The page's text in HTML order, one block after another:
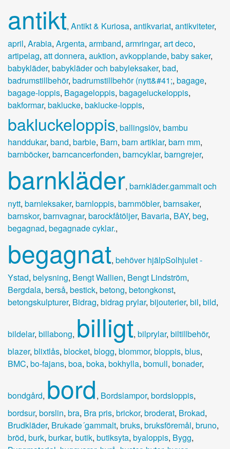
antikt, Antikt & Kuriosa, antikvariat, antikviteter,
april, Arabia, Argenta, armband, armringar, art deco,
artipelag, att donnera, auktion, avkopplande, baby saker,
babykläder, babykläder och babyleksaker, bad,
badrumstillbehör, badrumstillbehör (nytt&#41;, bagage,
bagage-loppis, Bagageloppis, bagageluckeloppis,
bakformar, baklucke, baklucke-loppis,
bakluckeloppis, ballingslöv, bambu
handdukar, band, barbie, Barn, barn artiklar, barn mm,
barnböcker, barncancerfonden, barncyklar, barngrejer,
barnkläder, barnkläder.gammalt och
nytt, barnleksaker, barnloppis, barnmöbler, barnsaker,
barnskor, barnvagnar, barockfåtöljer, Bavaria, BAY, beg,
begagnad, begagnade cyklar.,
begagnat, behöver hjälpSolhjulet -
Ystad, belysning, Bengt Wallien, Bengt Lindström,
Bergdala, berså, bestick, betong, betongkonst,
betongskulpturer, Bidrag, bidrag prylar, bijouterier, bil, bild,
bildelar, billabong, billigt, bilprylar, biltillbehör,
blazer, blixtlås, blocket, blogg, blommor, bloppis, blus,
BMC, bo-fajans, boa, boka, bokhylla, bomull, bonader,
bondgård, bord, Bordslampor, bordsloppis,
bordsur, borslin, bra, Bra pris, brickor, broderat, Brokad,
Brudkläder, Brukade´gammalt, bruks, bruksföremål, bruno,
bröd, burk, burkar, butik, butiksyta, byaloppis, Bygg,